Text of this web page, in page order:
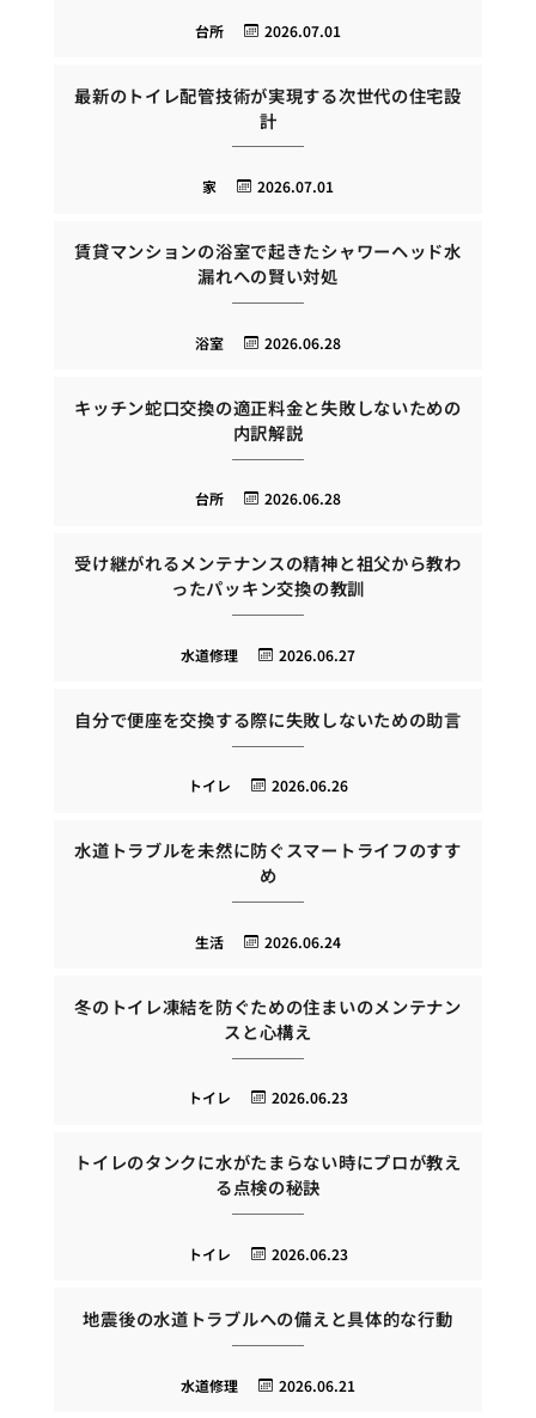
2026.07.01
台所
最新のトイレ配管技術が実現する次世代の住宅設
計
2026.07.01
家
賃貸マンションの浴室で起きたシャワーヘッド水
漏れへの賢い対処
2026.06.28
浴室
キッチン蛇口交換の適正料金と失敗しないための
内訳解説
2026.06.28
台所
受け継がれるメンテナンスの精神と祖父から教わ
ったパッキン交換の教訓
2026.06.27
水道修理
自分で便座を交換する際に失敗しないための助言
2026.06.26
トイレ
水道トラブルを未然に防ぐスマートライフのすす
め
2026.06.24
生活
冬のトイレ凍結を防ぐための住まいのメンテナン
スと心構え
2026.06.23
トイレ
トイレのタンクに水がたまらない時にプロが教え
る点検の秘訣
2026.06.23
トイレ
地震後の水道トラブルへの備えと具体的な行動
2026.06.21
水道修理